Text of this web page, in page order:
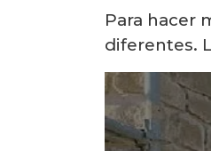
Para hacer
diferentes.